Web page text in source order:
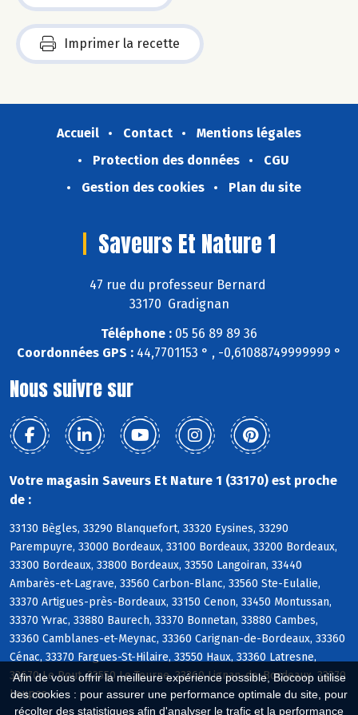
Afin de vous offrir la meilleure expérience possible, Biocoop utilise
des cookies : pour assurer une performance optimale du site, pour
récolter des statistiques afin d'analyser le trafic et la performance
Imprimer la recette
Accueil Contact
Mentions légales
Protection des données
CGU
Gestion des cookies
Plan du site
Saveurs Et Nature 1
47 rue du professeur Bernard
33170 Gradignan
Téléphone : 05 56 89 89 36
Coordonnées GPS : 44,7701153 ° , -0,61088749999999 °
Nous suivre sur
Votre magasin Saveurs Et Nature 1 (33170) est proche
de :
33130 Bègles, 33290 Blanquefort, 33320 Eysines, 33290
Parempuyre, 33000 Bordeaux, 33100 Bordeaux, 33200 Bordeaux,
33300 Bordeaux, 33800 Bordeaux, 33550 Langoiran, 33440
Ambarès-et-Lagrave, 33560 Carbon-Blanc, 33560 Ste-Eulalie,
33370 Artigues-près-Bordeaux, 33150 Cenon, 33450 Montussan,
33370 Yvrac, 33880 Baurech, 33370 Bonnetan, 33880 Cambes,
33360 Camblanes-et-Meynac, 33360 Carignan-de-Bordeaux, 33360
Cénac, 33370 Fargues-St-Hilaire, 33550 Haux, 33360 Latresne,
33670 Le Pout, 33550 Le Tourne, 33360 Lignan-de-Bordeaux, 33370
Loupes